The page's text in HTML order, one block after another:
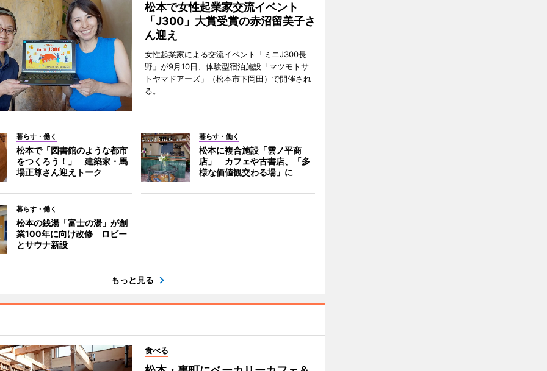
松本で女性起業家交流イベント
「J300」大賞受賞の赤沼留美子さ
ん迎え
女性起業家による交流イベント「ミニJ300長
野」が9月10日、体験型宿泊施設「マツモトサ
トヤマドアーズ」（松本市下岡田）で開催され
る。
暮らす・働く
松本で「図書館のような都市
をつくろう！」 建築家・馬
場正尊さん迎えトーク
暮らす・働く
松本に複合施設「雲ノ平商
店」 カフェや古書店、「多
様な価値観交わる場」に
暮らす・働く
松本の銭湯「富士の湯」が創
業100年に向け改修 ロビー
とサウナ新設
もっと見る
食べる